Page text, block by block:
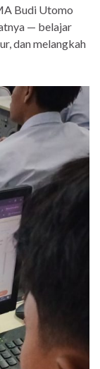
Budi Utomo
— belajar
dan melangkah